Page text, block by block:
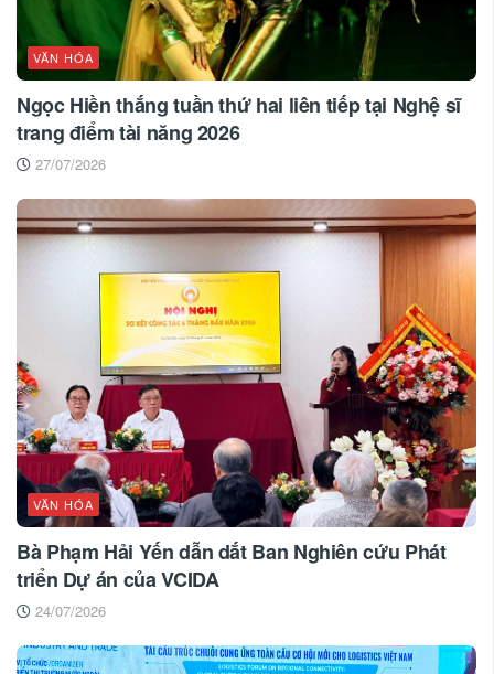
VĂN HÓA
Ngọc Hiền thắng tuần thứ hai liên tiếp tại Nghệ sĩ
trang điểm tài năng 2026
27/07/2026
VĂN HÓA
Bà Phạm Hải Yến dẫn dắt Ban Nghiên cứu Phát
triển Dự án của VCIDA
24/07/2026